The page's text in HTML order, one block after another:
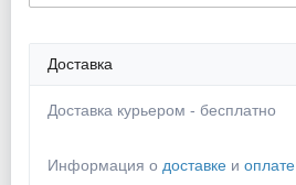
Доставка
Доставка курьером - бесплатно
Информация о доставке и оплате